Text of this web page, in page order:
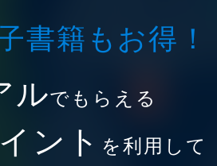
書籍もお得！
ルでもらえる
ント を利用して